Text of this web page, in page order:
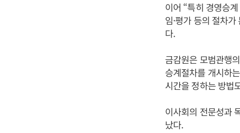
이어 “특히 경영승
임·평가 등의 절차
다.
금감원은 모범관행
승계절차를 개시하
시간을 정하는 방법
이사회의 전문성과
났다.